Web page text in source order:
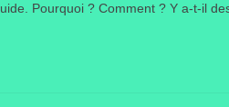
Pourquoi ? Comment ? Y a-t-il